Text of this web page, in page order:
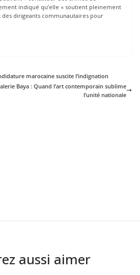
indiqué qu’elle « soutient pleinement
des dirigeants communautaires pour
marocaine suscite l’indignation
Baya : Quand l’art contemporain sublime
l’unité nationale
aussi aimer